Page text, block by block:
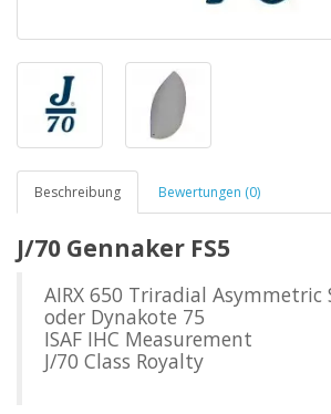
Beschreibung Bewertungen (0)
J/70 Gennaker FS5
AIRX 650 Triradial Asymmetric
oder Dynakote 75
ISAF IHC Measurement
J/70 Class Royalty